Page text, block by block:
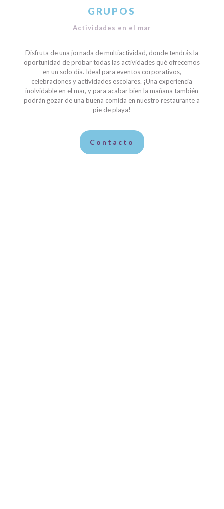
GRUPOS
Actividades en el mar
Disfruta de una jornada de multiactividad, donde tendrás la
oportunidad de probar todas las actividades qué ofrecemos
en un solo día. Ideal para eventos corporativos,
celebraciones y actividades escolares. ¡Una experiencia
inolvidable en el mar, y para acabar bien la mañana también
podrán gozar de una buena comida en nuestro restaurante a
pie de playa!
Contacto